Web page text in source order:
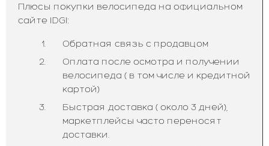
Плюсы покупки велосипеда на официальном
сайте IDGI:
Обратная связь с продавцом
Оплата после осмотра и получении
велосипеда ( в том числе и кредитной
картой)
Быстрая доставка ( около 3 дней),
маркетплейсы часто переносят
доставки.